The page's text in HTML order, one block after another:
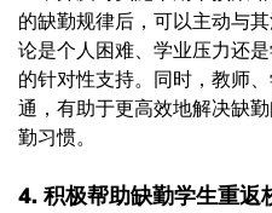
的缺勤规律后，可以主动与
论是个人困难、学业压力还
的针对性支持。同时，教师
通，有助于更高效地解决缺
勤习惯。
4. 积极帮助缺勤学生重返